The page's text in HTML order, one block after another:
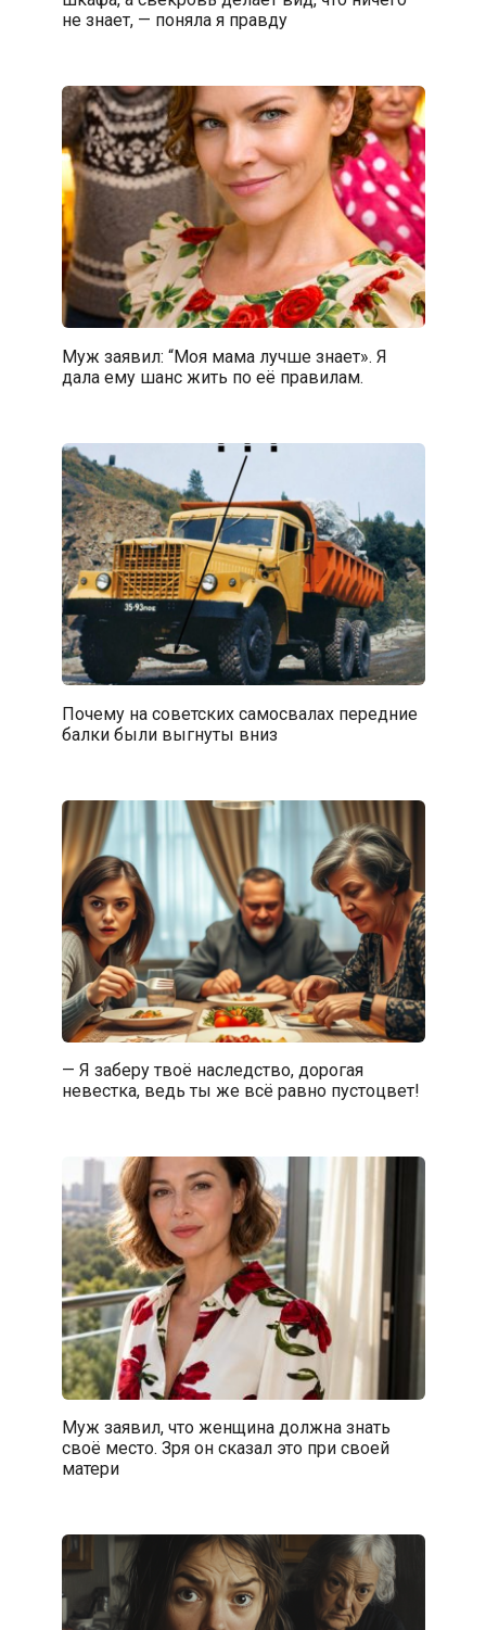
не знает, — поняла я правду
Муж заявил: “Моя мама лучше знает». Я
дала ему шанс жить по её правилам.
Почему на советских самосвалах передние
балки были выгнуты вниз
— Я заберу твоё наследство, дорогая
невестка, ведь ты же всё равно пустоцвет!
Муж заявил, что женщина должна знать
своё место. Зря он сказал это при своей
матери